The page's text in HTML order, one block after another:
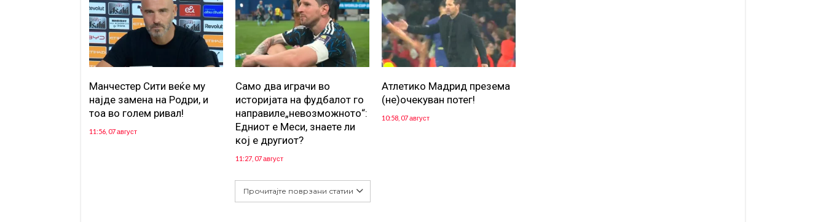
Манчестер Сити веќе му
најде замена на Родри, и
тоа во голем ривал!
11:56, 07 август
Само два играчи во
историјата на фудбалот го
направиле„невозможното“:
Едниот е Меси, знаете ли
кој е другиот?
11:27, 07 август
Атлетико Мадрид презема
(не)очекуван потег!
10:58, 07 август
Прочитајте поврзани статии